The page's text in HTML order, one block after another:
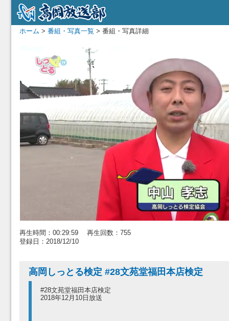
ホーム > 番組・写真一覧 > 番組・写真詳細
再生時間：00:29:59 再生回数：755
登録日：2018/12/10
高岡しっとる検定 #28文苑堂福田本店検定
#28文苑堂福田本店検定
2018年12月10日放送